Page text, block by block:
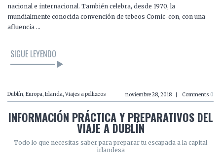
nacional e internacional. También celebra, desde 1970, la
mundialmente conocida convención de tebeos Comic-con, con una
afluencia …
SIGUE LEYENDO
Dublín, Europa, Irlanda, Viajes a pellizcos noviembre 28, 2018 Comments 0
INFORMACIÓN PRÁCTICA Y PREPARATIVOS DEL
VIAJE A DUBLÍN
Todo lo que necesitas saber para preparar tu escapada a la capital
irlandesa